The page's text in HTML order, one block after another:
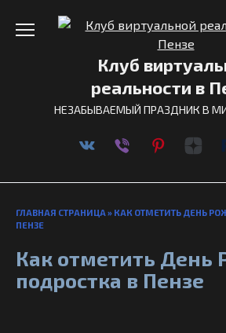
Клуб
реальности в
НЕЗАБЫВАЕМЫЙ ПРАЗДНИК В
ГЛАВНАЯ СТРАНИЦА » КАК ОТМЕТИТЬ ДЕНЬ
ПЕНЗЕ
Как отметить День
подростка в Пензе